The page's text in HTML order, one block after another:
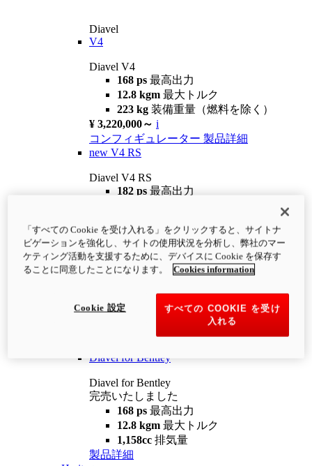
Diavel
V4
Diavel V4
168 ps 最高出力
12.8 kgm 最大トルク
223 kg 装備重量（燃料を除く）
¥ 3,220,000～ i
コンフィギュレーター 製品詳細
new V4 RS
Diavel V4 RS
182 ps 最高出力
¥4,400,000 i
コンフィギュレーター 製品詳細
newV4 RS 100
12.2 kgm
最大トルク
装備重量（燃料を除く）
Diavel for Bentley
Diavel for Bentley
完売いたしました
168 ps 最高出力
12.8 kgm 最大トルク
1,158cc 排気量
製品詳細
「すべての Cookie を受け入れる」をクリックすると、サイトナ
ビゲーションを強化し、サイトの使用状況を分析し、弊社のマー
ケティング活動を支援するために、デバイスに Cookie を保存す
ることに同意したことになります。
Cookies information
すべての COOKIE を受け
入れる
Cookie 設定